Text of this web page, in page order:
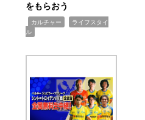
をもらおう
カルチャー
ライフスタイ
ル